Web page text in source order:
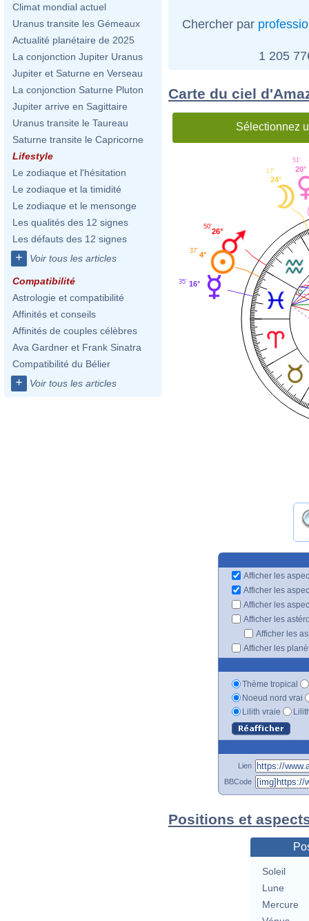
Climat mondial actuel
Uranus transite les Gémeaux
Actualité planétaire de 2025
La conjonction Jupiter Uranus
Jupiter et Saturne en Verseau
La conjonction Saturne Pluton
Jupiter arrive en Sagittaire
Uranus transite le Taureau
Saturne transite le Capricorne
Lifestyle
Le zodiaque et l'hésitation
Le zodiaque et la timidité
Le zodiaque et le mensonge
Les qualités des 12 signes
Les défauts des 12 signes
+ Voir tous les articles
Compatibilité
Astrologie et compatibilité
Affinités et conseils
Affinités de couples célèbres
Ava Gardner et Frank Sinatra
Compatibilité du Bélier
+ Voir tous les articles
Chercher par
1 205
Carte du ciel
Sélectionnez
20°
51'
24°
17'
26°
50'
4°
37'
16°
35'
Afficher les
Afficher les
Afficher les
Afficher les
Afficher les
Afficher les
Thème tropical
Noeud nord vrai
Lilith vraie
Lien
BBCode
Positions et
Soleil
Lune
Mercure